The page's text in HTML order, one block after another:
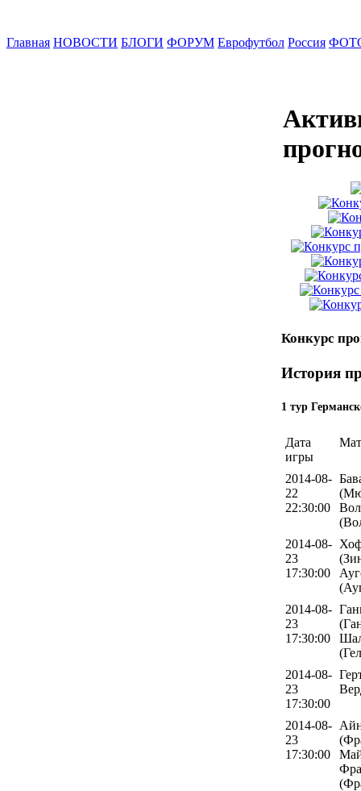
Главная НОВОСТИ БЛОГИ ФОРУМ Еврофутбол Россия
Конкурс
История
1 тур
Дата
игры
2014-08-
22
22:30:00
2014-08-
23
17:30:00
2014-08-
23
17:30:00
2014-08-
23
17:30:00
2014-08-
23
17:30:00